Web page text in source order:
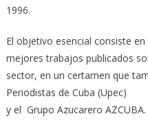
1996.
El objetivo esencial consiste
mejores trabajos publicados
sector, en un certamen que
Periodistas de Cuba (Upec)
y el Grupo Azucarero AZCUBA.